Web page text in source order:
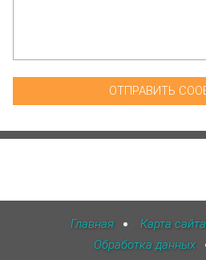
Главная Карта сайта
Обработка данных